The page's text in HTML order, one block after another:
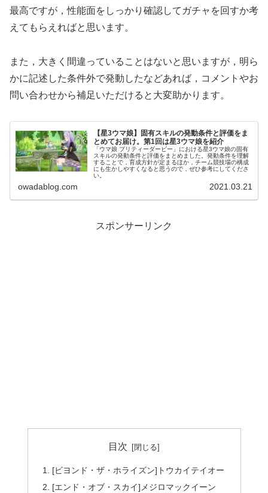
最高ですが，性能面をしっかり確認してガチャを回すか考
えてもらえればと思います。
また，大きく間違っていることはないと思いますが，明ら
かに記述した条件外で発動したなどあれば，コメントやお
問い合わせから補足いただけると大変助かります。
【星3ウマ娘】固有スキルの発動条件と評価をま
とめてお届け。第1回は星3ウマ娘を紹介
「ウマ娘 プリティーダービー」における星3ウマ娘の固有
スキルの発動条件と評価をまとめました。発動条件を理解
することで，育成方針が定まるほか，チーム競技場の構成
にも生かしやすくなると思うので，ぜひ参考にしてくださ
い。
owadablog.com 2021.03.21
スポンサーリンク
目次
[ビヨンド・ザ・ホライズン]トウカイテイオー
[エンド・オブ・スカイ]メジロマックイーン